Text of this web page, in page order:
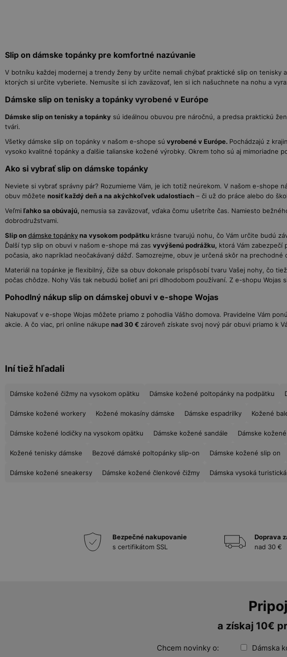
Slip on dámske topánky pre komfortné nazúvanie
V botníku každej modernej a trendy ženy by určite nemali chýbať praktické slip on tenisky
ktorých si určite vyberiete. Nemusíte si ich zaväzovať, len si ich našuchnete na nohu a
Dámske slip on tenisky a topánky vyrobené v Európe
Dámske slip on tenisky a topánky sú ideálnou obuvou pre náročnú, a predsa praktickú
tvári.
Všetky dámske slip on topánky v našom e-shope sú vyrobené v Európe. Pochádzajú z
vysoko kvalitné topánky a ďalšie talianske kožené výrobky. Okrem toho sú aj mimoriadne
Ako si vybrať slip on dámske topánky
Neviete si vybrať správny pár? Rozumieme Vám, je ich totiž neúrekom. V našom e-
obuv môžete nosiť každý deň a na akýchkoľvek udalostiach – či už do práce alebo do
Veľmi ľahko sa obúvajú, nemusia sa zaväzovať, vďaka čomu ušetríte čas. Namiesto
dobrodružstvami.
Slip ondámske topánkyna vysokom podpätku krásne tvarujú nohu, čo Vám určite budú
Ďalší typ slip on obuvi v našom e-shope má zas vyvýšenú podrážku, ktorá Vám zabezpečí
počasia, ako napríklad neočakávaný dážď. Samozrejme, obuv je určená skôr na prechodné
Materiál na topánke je flexibilný, čiže sa obuv dokonale prispôsobí tvaru Vašej nohy, čo
počas chôdze. Nohy Vás tak nebudú bolieť ani pri dlhodobom používaní. Z e-shopu
Pohodlný nákup slip on dámskej obuvi v e-shope Wojas
Nakupovať v e-shope Wojas môžete priamo z pohodlia Vášho domova. Pravidelne Vám
akcie. A čo viac, pri online nákupe nad 30 € zároveň získate svoj nový pár obuvi priamo k
Iní tiež hľadali
Dámske kožené čižmy na vysokom opätku Dámske kožené poltopánky na podpätku
Dámske kožené workery Kožené mokasíny dámske Dámske espadrilky Kožené
Dámske kožené lodičky na vysokom opätku Dámske kožené sandále Dámske
Kožené tenisky dámske Bezové dámské poltopánky slip-on Dámske kožené slip on
Dámske kožené sneakersy Dámske kožené členkové čižmy Dámska vysoká
Bezpečné nakupovanie
s certifikátom SSL
Doprava
nad 30 €
a získaj 10€
Chcem novinky o: Dámska